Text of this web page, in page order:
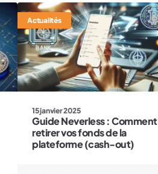
Actualités
15 janvier 2025
Guide Neverless : Comment
retirer vos fonds de la
plateforme (cash-out)